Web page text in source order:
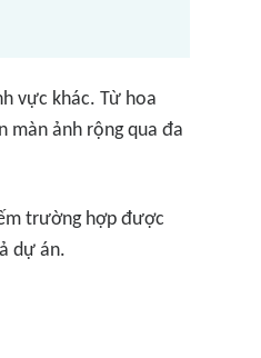
vực khác. Từ hoa
màn ảnh rộng qua đa
trường hợp được
dự án.